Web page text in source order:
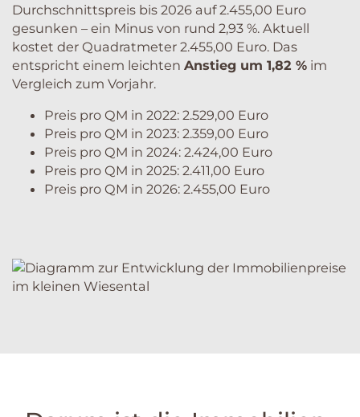
Durchschnittspreis bis 2026 auf 2.455,00 Euro
gesunken – ein Minus von rund 2,93 %. Aktuell
kostet der Quadratmeter 2.455,00 Euro. Das
entspricht einem leichten Anstieg um 1,82 % im
Vergleich zum Vorjahr.
Preis pro QM in 2022: 2.529,00 Euro
Preis pro QM in 2023: 2.359,00 Euro
Preis pro QM in 2024: 2.424,00 Euro
Preis pro QM in 2025: 2.411,00 Euro
Preis pro QM in 2026: 2.455,00 Euro